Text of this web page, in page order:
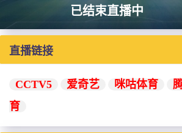
已结束直播中
直播链接
CCTV5 爱奇艺 咪咕体育
育